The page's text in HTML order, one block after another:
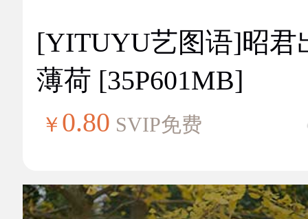
[YITUYU艺图语]昭君
薄荷 [35P601MB]
￥ 0.80 SVIP免费